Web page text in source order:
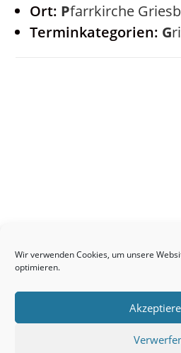
Wir verwenden Cookies, um unsere
optimieren.
Ort:
Pfarrkirche
Terminkategorien:
Kontakt
Links
Neuigkeiten
Seelsorge / Sakramente